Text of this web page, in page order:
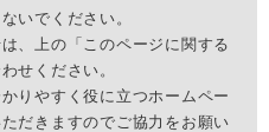
いでください。
、上の「このページに関する
せください。
りやすく役に立つホームペー
だきますのでご協力をお願い